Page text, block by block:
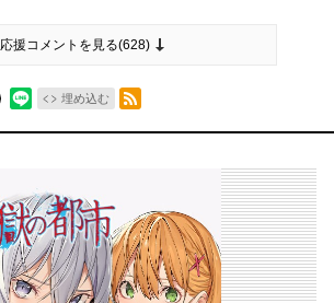
応援コメントを見る(628)
埋め込む
RSSフィード